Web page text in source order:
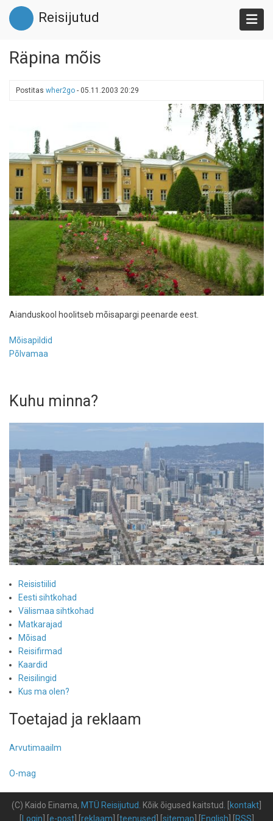
Liigu
edasi
põhisisu
Reisijutud
Räpina mõis
Postitas wher2go - 05.11.2003 20:29
Aianduskool hoolitseb mõisapargi peenarde eest.
Mõisapildid
Põlvamaa
Kuhu minna?
Reisistiilid
Eesti sihtkohad
Välismaa sihtkohad
Matkarajad
Mõisad
Reisifirmad
Kaardid
Reisilingid
Kus ma olen?
Toetajad ja reklaam
Arvutimaailm
O-mag
(C) Kaido Einama, MTÜ Reisijutud Kõik õigused kaitstud kontakt
Login e-post] [ reklaam teenused sitemap English RSS